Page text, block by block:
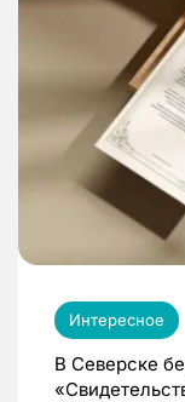
Интересное
В Северске